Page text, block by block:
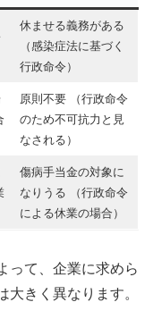
休ませる義務がある
（感染症法に基づく
行政命令）
原則不要 （行政命令
のため不可抗力と見
なされる）
傷病手当金の対象に
なりうる （行政命令
による休業の場合）
って、企業に求めら
きく異なります。